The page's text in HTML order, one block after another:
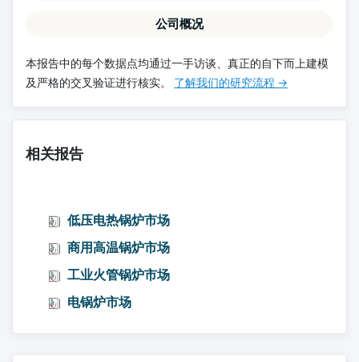
公司概况
本报告中的每个数据点均通过一手访谈、真正的自下而上建模
及严格的交叉验证进行核实。 了解我们的研究流程 →
相关报告
低压电热锅炉市场
商用高温锅炉市场
工业火管锅炉市场
电锅炉市场